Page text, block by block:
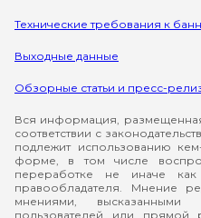
Технические требования к
Выходные данные
Обзорные статьи и пресс-
Вся информация,
соответствии с
подлежит использованию
форме, в том числе
переработке не иначе
правообладателя. Мнение
мнениями,
пользователей или прямой